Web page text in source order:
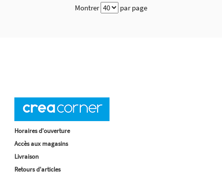
Montrer par page
Horaires d'ouverture
Accès aux magasins
Livraison
Retours d'articles